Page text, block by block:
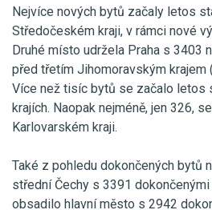
Nejvíce nových bytů začaly letos
Středočeském kraji, v rámci nové
Druhé místo udržela Praha s 3403
před třetím Jihomoravským krajem
Více než tisíc bytů se začalo letos
krajích. Naopak nejméně, jen 326,
Karlovarském kraji.
Také z pohledu dokončených bytů
střední Čechy s 3391
obsadilo hlavní město s 2942